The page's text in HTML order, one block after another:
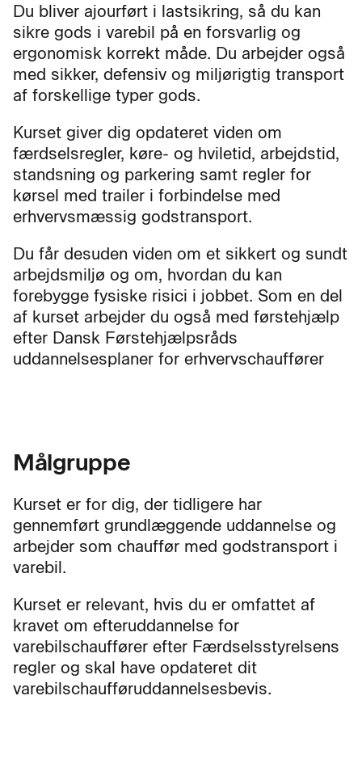
Du bliver ajourført i lastsikring, så du kan
sikre gods i varebil på en forsvarlig og
ergonomisk korrekt måde. Du arbejder også
med sikker, defensiv og miljørigtig transport
af forskellige typer gods.
Kurset giver dig opdateret viden om
færdselsregler, køre- og hviletid, arbejdstid,
standsning og parkering samt regler for
kørsel med trailer i forbindelse med
erhvervsmæssig godstransport.
Du får desuden viden om et sikkert og sundt
arbejdsmiljø og om, hvordan du kan
forebygge fysiske risici i jobbet. Som en del
af kurset arbejder du også med førstehjælp
efter Dansk Førstehjælpsråds
uddannelsesplaner for erhvervschauffører
Målgruppe
Kurset er for dig, der tidligere har
gennemført grundlæggende uddannelse og
arbejder som chauffør med godstransport i
varebil.
Kurset er relevant, hvis du er omfattet af
kravet om efteruddannelse for
varebilschauffører efter Færdselsstyrelsens
regler og skal have opdateret dit
varebilschaufføruddannelsesbevis.